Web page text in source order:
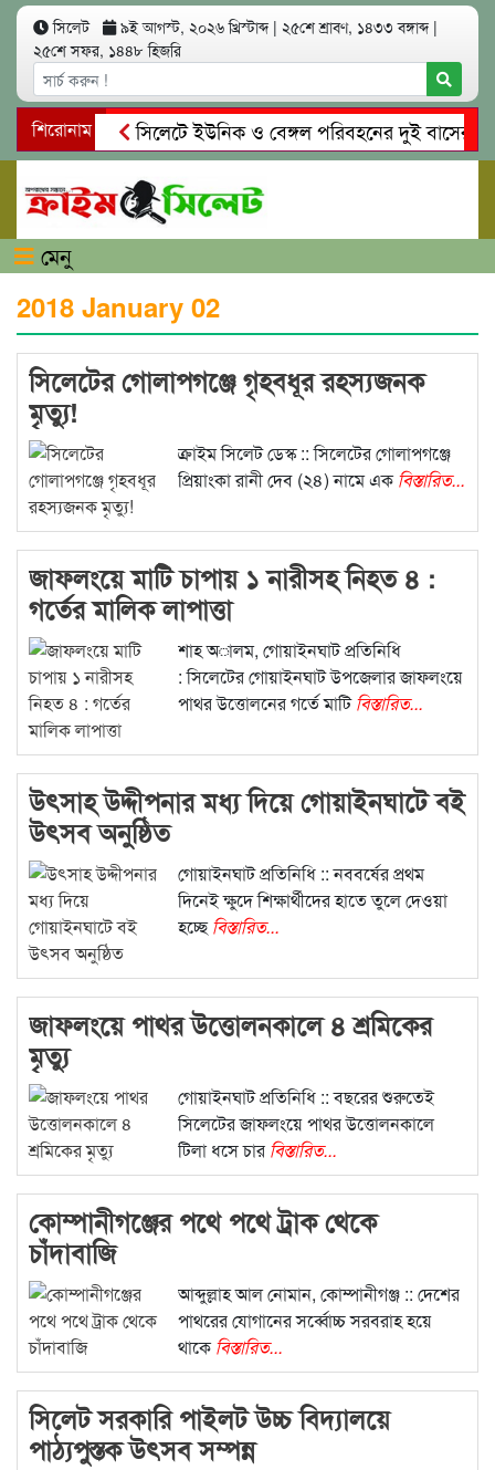
সিলেট ৯ই আগস্ট, ২০২৬ খ্রিস্টাব্দ | ২৫শে শ্রাবণ, ১৪৩৩ বঙ্গাব্দ |
২৫শে সফর, ১৪৪৮ হিজরি
শিরোনাম
সিলেটে ইউনিক ও বেঙ্গল পরিবহনের দুই বাসের
গোয়াইনঘাটে প্রেমের ফাঁদে তরুণী পাচার: মাদকাসক্ত
মেনু
2018 January 02
সিলেটের গোলাপগঞ্জে গৃহবধূর রহস্যজনক
মৃত্যু!
ক্রাইম সিলেট ডেস্ক :: সিলেটের গোলাপগঞ্জে
প্রিয়াংকা রানী দেব (২৪) নামে একবিস্তারিত...
জাফলংয়ে মাটি চাপায় ১ নারীসহ নিহত ৪ :
গর্তের মালিক লাপাত্তা
শাহ অালম, গোয়াইনঘাট প্রতিনিধি
: সিলেটের গোয়াইনঘাট উপজেলার জাফলংয়ে
পাথর উত্তোলনের গর্তে মাটিবিস্তারিত...
উৎসাহ উদ্দীপনার মধ্য দিয়ে গোয়াইনঘাটে বই
উৎসব অনুষ্ঠিত
গোয়াইনঘাট প্রতিনিধি :: নববর্ষের প্রথম
দিনেই ক্ষুদে শিক্ষার্থীদের হাতে তুলে দেওয়া
হচ্ছেবিস্তারিত...
জাফলংয়ে পাথর উত্তোলনকালে ৪ শ্রমিকের
মৃত্যু
গোয়াইনঘাট প্রতিনিধি :: বছরের শুরুতেই
সিলেটের জাফলংয়ে পাথর উত্তোলনকালে
টিলা ধসে চার বিস্তারিত...
কোম্পানীগঞ্জের পথে পথে ট্রাক থেকে
চাঁদাবাজি
আব্দুল্লাহ আল নোমান, কোম্পানীগঞ্জ :: দেশের
পাথরের যোগানের সর্ব্বোচ্চ সরবরাহ হয়ে
থাকেবিস্তারিত...
সিলেট সরকারি পাইলট উচ্চ বিদ্যালয়ে
পাঠ্যপুস্তক উৎসব সম্পন্ন